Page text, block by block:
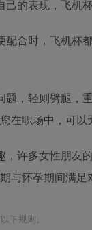
表现，飞机杯
合时，飞机杯
，轻则劈腿，
职场中，可以
许多女性朋友
与怀孕期间满足
下规则。